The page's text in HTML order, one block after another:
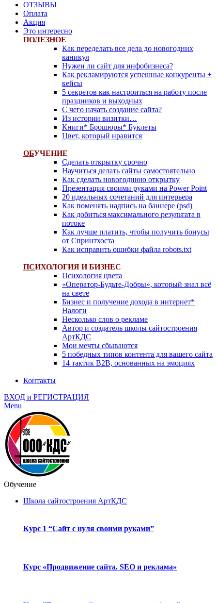
ОТЗЫВЫ
Оплата
Акция
Это интересно
ПОЛЕЗНОЕ
Как переделать все дела до новогодних
каникул
Нужен ли сайт для инфобизнеса?
Как рекламируются успешные конкуренты +
кейсы
5 секретов как настроиться на работу после
праздников и выходных
С чего начать создание сайта?
Из истории визитки…
Книги* Брошюры* Буклеты
Цвет, который нравится
ОБУЧЕНИЕ
Сделать открытку срочно
Научиться делать сайты самостоятельно
Как сделать новогоднюю открытку
Презентация своими руками на Power Point
20 идеальных сочетаний для интерьера
Как поменять надпись на баннере (psd)
Как добиться максимального результата в
потоке
Как лучше платить, чтобы получить бонусы
от Спринтхоста
Как исправить ошибки файла robots.txt
ПСИХОЛОГИЯ И БИЗНЕС
Психология цвета
«Оператор-Будьте-Добры», который знал всё
на свете
Бизнес и получение дохода в интернет*
Налоги
Несколько слов о рекламе
Автор и создатель школы сайтостроения
АртКДС
Мои мечты сбываются
5 победных типов контента для вашего сайта
14 тактик B2B, основанных на эмоциях
Контакты
ВХОД и РЕГИСТРАЦИЯ
Menu
Обучение
Школа сайтостроения АртКДС
Курс 1 “Сайт с нуля своими руками”
Курс «Продвижение сайта. SEO и реклама»